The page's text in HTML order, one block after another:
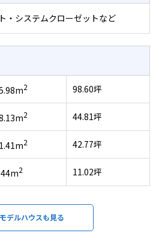
・システムクローゼットなど
2 98.60坪
2 44.81坪
2 42.77坪
2 11.02坪
デルハウスも見る